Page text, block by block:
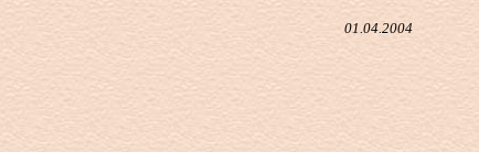
01.04.2004